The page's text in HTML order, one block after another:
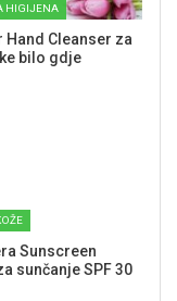
HIGIJENA
Hand Cleanser za
bilo gdje
Sunscreen
sunčanje SPF 30